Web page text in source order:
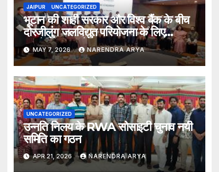
JAIPUR UNCATEGORIZED
भूटान की शाही सरकार और विश्व बैंक के बीच
दोरजीलुंग जलविद्युत परियोजना के लिए
फाइनेंसिंग समझौते पर हस्ताक्षर
MAY 7, 2026 NARENDRA ARYA
UNCATEGORIZED
उन्नति निलय के RWA सोसाइटी चुनाव नयी
समिति का गठन
APR 21, 2026 NARENDRA ARYA